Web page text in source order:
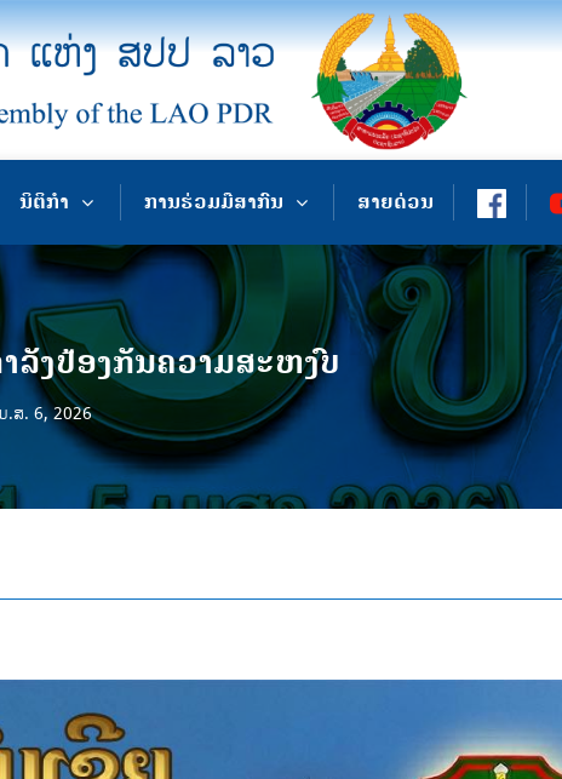
ນິຕິກຳ ການຮ່ວມມືສາກົນ ສາຍດ່ວນ
ລັງປ້ອງກັນຄວາມສະຫງົບ
.ສ. 6, 2026